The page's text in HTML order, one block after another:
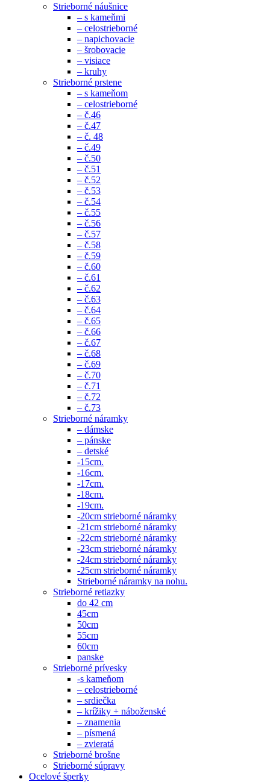
Strieborné náušnice
– s kameňmi
– celostrieborné
– napichovacie
– šrobovacie
– visiace
– kruhy
Strieborné prstene
– s kameňom
– celostrieborné
– č.46
– č.47
– č. 48
– č.49
– č.50
– č.51
– č.52
– č.53
– č.54
– č.55
– č.56
– č.57
– č.58
– č.59
– č.60
– č.61
– č.62
– č.63
– č.64
– č.65
– č.66
– č.67
– č.68
– č.69
– č.70
– č.71
– č.72
– č.73
Strieborné náramky
– dámske
– pánske
– detské
-15cm.
-16cm.
-17cm.
-18cm.
-19cm.
-20cm strieborné náramky
-21cm strieborné náramky
-22cm strieborné náramky
-23cm strieborné náramky
-24cm strieborné náramky
-25cm strieborné náramky
Strieborné náramky na nohu.
Strieborné retiazky
do 42 cm
45cm
50cm
55cm
60cm
panske
Strieborné prívesky
-s kameňom
– celostrieborné
– srdiečka
– krížiky + náboženské
– znamenia
– písmená
– zvieratá
Strieborné brošne
Strieborné súpravy
Ocelové šperky